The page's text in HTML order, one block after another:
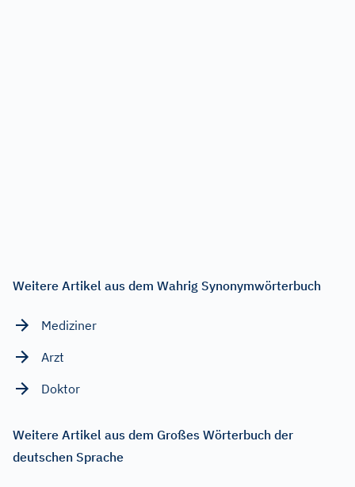
Weitere Artikel aus dem Wahrig Synonymwörterbuch
Mediziner
Arzt
Doktor
Weitere Artikel aus dem Großes Wörterbuch der
deutschen Sprache